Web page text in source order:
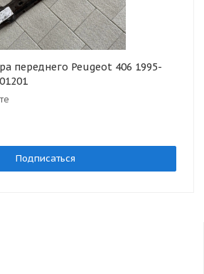
переднего Peugeot 406 1995-
Подписаться